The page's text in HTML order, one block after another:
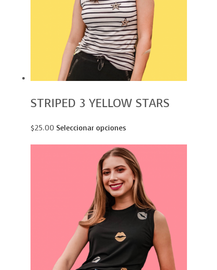
STRIPED 3 YELLOW STARS
$25.00 Seleccionar opciones